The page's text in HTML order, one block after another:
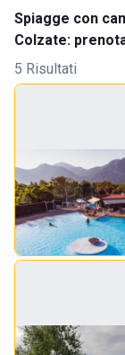
Spiagge con
Colzate:
5 Risultati